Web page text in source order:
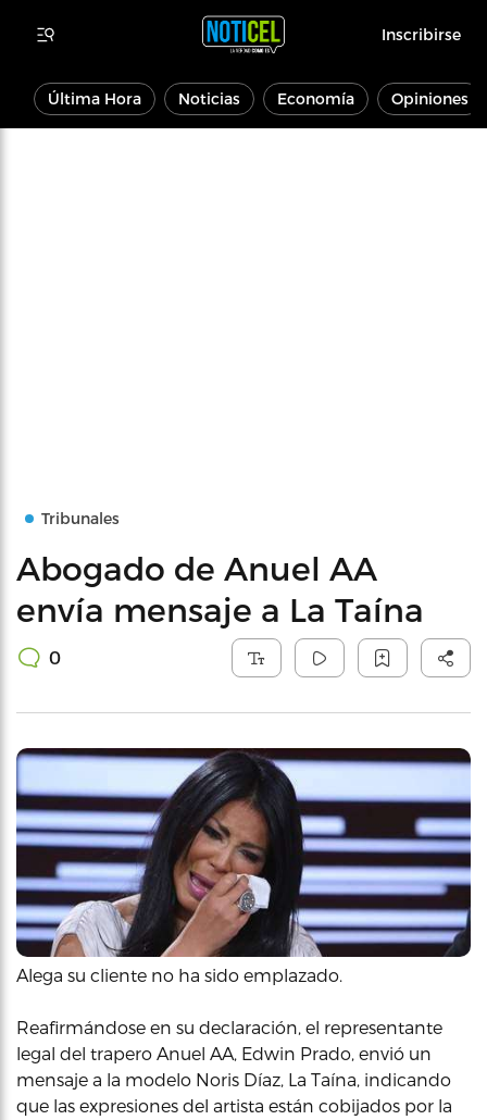
Inscribirse
Última Hora Noticias Economía Opiniones
Tribunales
Abogado de Anuel AA
envía mensaje a La Taína
0
Alega su cliente no ha sido emplazado.
Reafirmándose en su declaración, el representante
legal del trapero Anuel AA, Edwin Prado, envió un
mensaje a la modelo Noris Díaz, La Taína, indicando
que las expresiones del artista están cobijados por la